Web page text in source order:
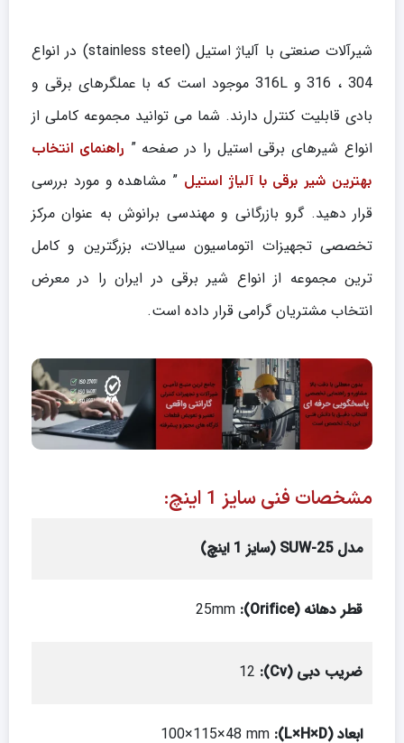
شیرآلات صنعتی با آلیاژ استیل (stainless steel) در انواع
304 ، 316 و 316L موجود است که با عملگرهای برقی و
بادی قابلیت کنترل دارند. شما می توانید مجموعه کاملی از
انواع شیرهای برقی استیل را در صفحه ” راهنمای انتخاب
بهترین شیر برقی با آلیاژ استیل ” مشاهده و مورد بررسی
قرار دهید. گرو بازرگانی و مهندسی برانوش به عنوان مرکز
تخصصی تجهیزات اتوماسیون سیالات، بزرگترین و کامل
ترین مجموعه از انواع شیر برقی در ایران را در معرض
انتخاب مشتریان گرامی قرار داده است.
مشخصات فنی سایز 1 اینچ:
مدل SUW-25 ( سایز 1 اینچ )
قطر دهانه (Orifice):
ضریب دبی (Cv):
ابعاد(L×H×D):